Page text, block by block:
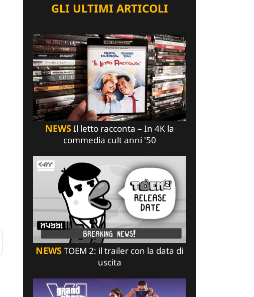
GLI ULTIMI ARTICOLI
NEWSIl letto racconta – In 4K la
commedia cult anni '50
NEWSTOEM 2: il trailer con la data di
uscita